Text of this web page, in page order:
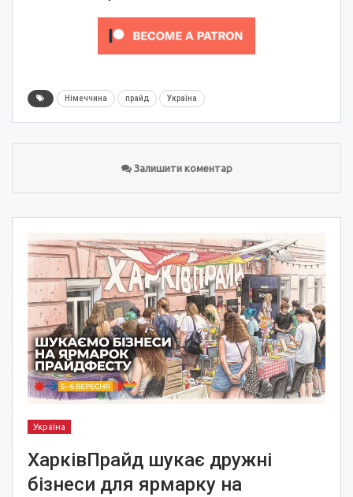
Німеччина прайд Україна
Залишити коментар
Україна
ХарківПрайд шукає дружні
бізнеси для ярмарку на